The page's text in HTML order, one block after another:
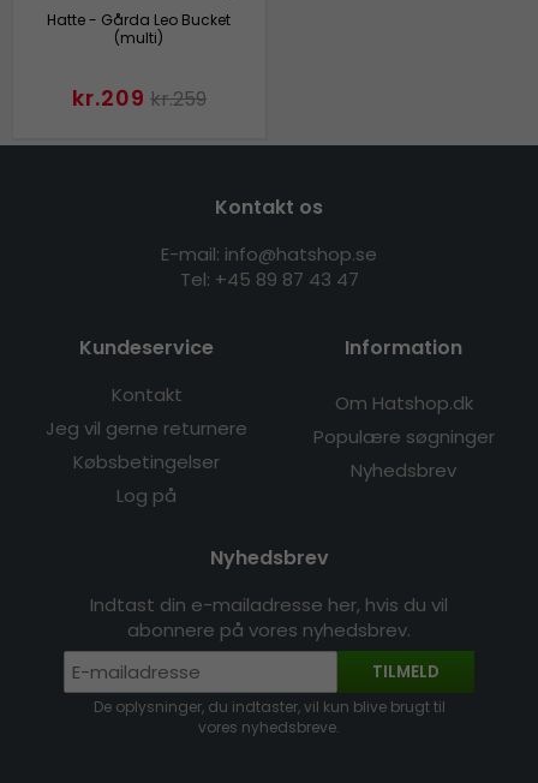
Hatte - Gårda Leo Bucket
(multi)
kr.209 kr.259
Kontakt os
E-mail: info@hatshop.se
Tel: +45 89 87 43 47
Kundeservice
Kontakt
Jeg vil gerne returnere
Købsbetingelser
Log på
Information
Om Hatshop.dk
Populære søgninger
Nyhedsbrev
Nyhedsbrev
Indtast din e-mailadresse her, hvis du vil
abonnere på vores nyhedsbrev.
TILMELD
De oplysninger, du indtaster, vil kun blive brugt til
vores nyhedsbreve.